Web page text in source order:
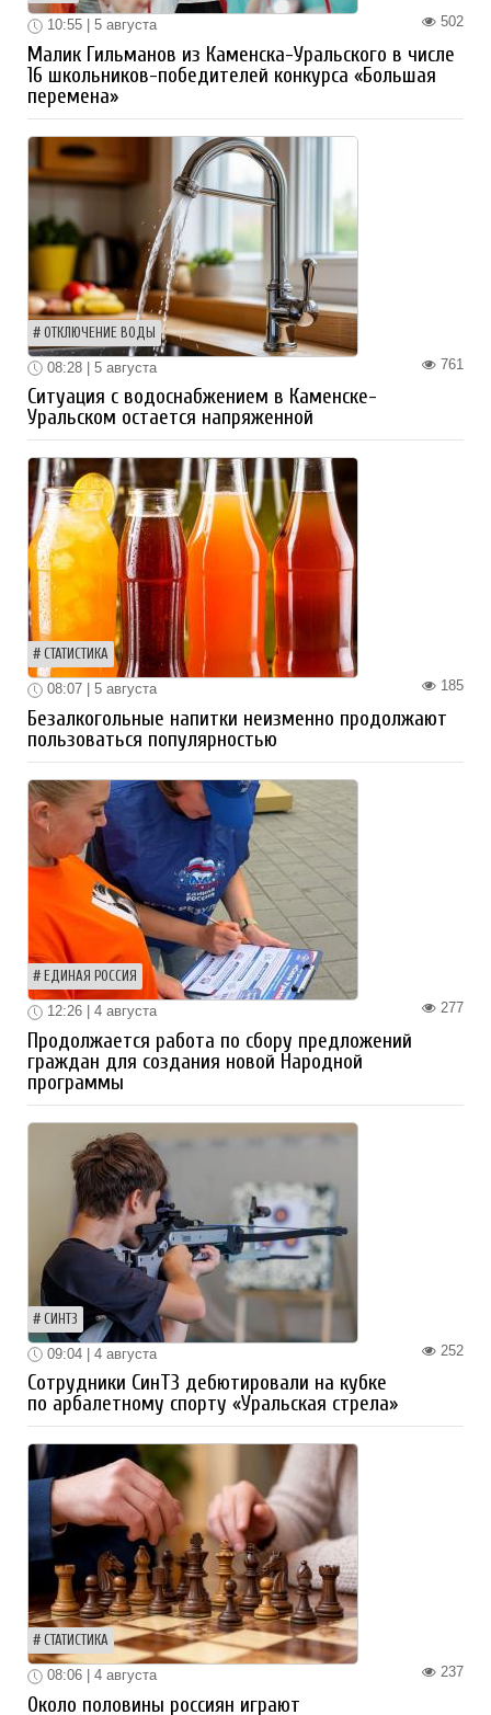
502
10:55 | 5 августа
Малик Гильманов из Каменска-Уральского в числе
16 школьников-победителей конкурса «Большая
перемена»
ОТКЛЮЧЕНИЕ ВОДЫ
761
08:28 | 5 августа
Ситуация с водоснабжением в Каменске-
Уральском остается напряженной
СТАТИСТИКА
185
08:07 | 5 августа
Безалкогольные напитки неизменно продолжают
пользоваться популярностью
ЕДИНАЯ РОССИЯ
277
12:26 | 4 августа
Продолжается работа по сбору предложений
граждан для создания новой Народной
программы
СИНТЗ
252
09:04 | 4 августа
Сотрудники СинТЗ дебютировали на кубке
по арбалетному спорту «Уральская стрела»
СТАТИСТИКА
237
08:06 | 4 августа
Около половины россиян играют